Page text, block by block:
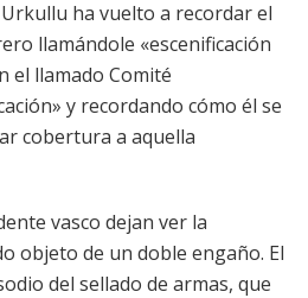
ha vuelto a recordar el
llamándole «escenificación
el llamado Comité
y recordando cómo él se
cobertura a aquella
vasco dejan ver la
objeto de un doble engaño. El
del sellado de armas, que